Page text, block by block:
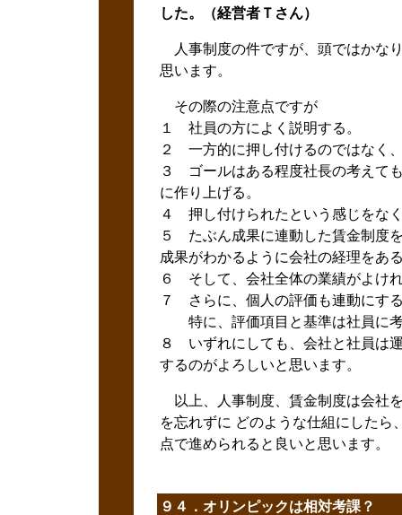
した。（経営者Ｔさん）
人事制度の件ですが、頭ではかな
思います。
その際の注意点ですが
１ 社員の方によく説明する。
２ 一方的に押し付けるのではなく
３ ゴールはある程度社長の考えて
に作り上げる。
４ 押し付けられたという感じをな
５ たぶん成果に連動した賃金制度
成果がわかるように会社の経理をあ
６ そして、会社全体の業績がよけ
７ さらに、個人の評価も連動にす
特に、評価項目と基準は社員に考
８ いずれにしても、会社と社員は
するのがよろしいと思います。
以上、人事制度、賃金制度は会社
を忘れずに どのような仕組にした
点で進められると良いと思います。
９４．オリンピックは相対考課？